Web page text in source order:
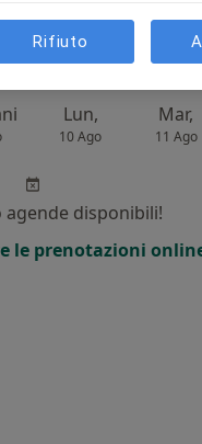
Lun,
10 Ago
Mar,
11 Ago
agende disponibili!
le prenotazioni
Rifiuto